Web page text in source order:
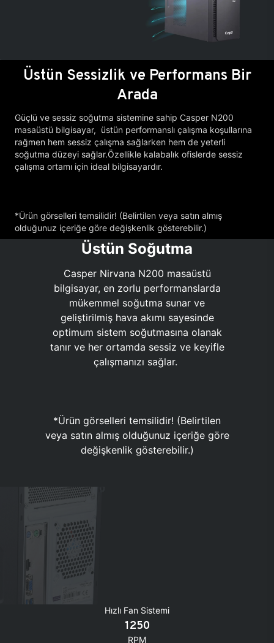
Üstün Sessizlik ve Performans Bir
Arada
Güçlü ve sessiz soğutma sistemine sahip Casper N200
masaüstü bilgisayar, üstün performanslı çalışma koşullarına
rağmen hem sessiz çalışma sağlarken hem de yeterli
soğutma düzeyi sağlar.Özellikle kalabalık ofislerde sessiz
çalışma ortamı için ideal bilgisayardır.
*Ürün görselleri temsilidir! (Belirtilen veya satın almış
olduğunuz içeriğe göre değişkenlik gösterebilir.)
Üstün Soğutma
Casper Nirvana N200 masaüstü
bilgisayar, en zorlu performanslarda
mükemmel soğutma sunar ve
geliştirilmiş hava akımı sayesinde
optimum sistem soğutmasına olanak
tanır ve her ortamda sessiz ve keyifle
çalışmanızı sağlar.
*Ürün görselleri temsilidir! (Belirtilen
veya satın almış olduğunuz içeriğe göre
değişkenlik gösterebilir.)
Hızlı Fan Sistemi
1250
RPM